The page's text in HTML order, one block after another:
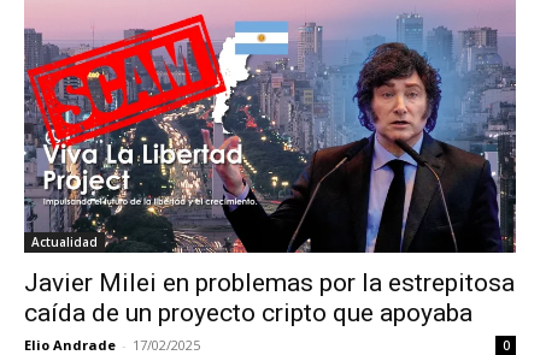
Actualidad
Javier Milei en problemas por la estrepitosa
caída de un proyecto cripto que apoyaba
Elio Andrade - 17/02/2025 0